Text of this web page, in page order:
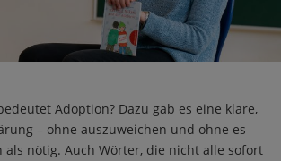
Adoption? Dazu gab es eine klare,
– ohne auszuweichen und ohne es
als nötig. Auch Wörter, die nicht alle sofort